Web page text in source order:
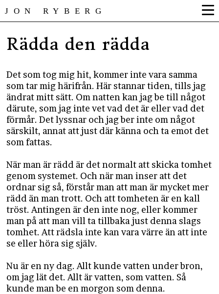
JON RYBERG
Rädda den rädda
Det som tog mig hit, kommer inte vara samma
som tar mig härifrån. Här stannar tiden, tills jag
ändrat mitt sätt. Om natten kan jag be till något
därute, som jag inte vet vad det är eller vad det
förmår. Det lyssnar och jag ber inte om något
särskilt, annat att just där känna och ta emot det
som fattas.
När man är rädd är det normalt att skicka tomhet
genom systemet. Och när man inser att det
ordnar sig så, förstår man att man är mycket mer
rädd än man trott. Och att tomheten är en kall
tröst. Antingen är den inte nog, eller kommer
man på att man vill ta tillbaka just denna slags
tomhet. Att rädsla inte kan vara värre än att inte
se eller höra sig själv.
Nu är en ny dag. Allt kunde vatten under bron,
om jag lät det. Allt är vatten, som vatten. Så
kunde man be en morgon som denna.